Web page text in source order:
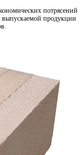
потрясений
выпускаемой продукции